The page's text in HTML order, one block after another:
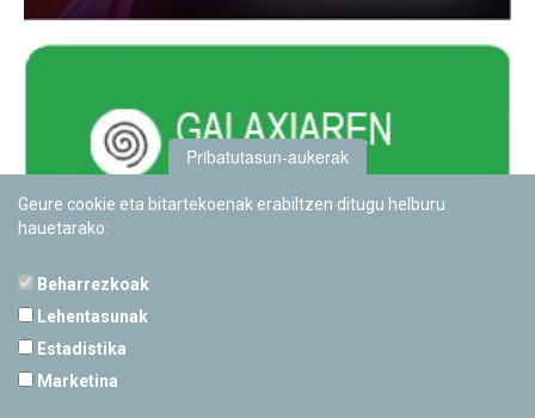
Pribatutasun-aukerak
Geure cookie eta bitartekoenak erabiltzen ditugu helburu
hauetarako:
Beharrezkoak
Lehentasunak
Estadistika
Marketina